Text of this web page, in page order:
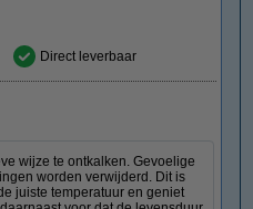
Direct leverbaar
wijze te ontkalken. Gevoelige
worden verwijderd. Dit is
juiste temperatuur en geniet